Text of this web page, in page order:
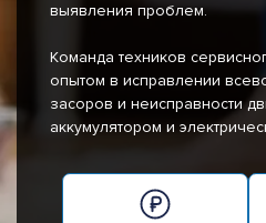
выявления проблем.
Команда техников
опытом в исправлении
засоров и неисправности
аккумулятором и